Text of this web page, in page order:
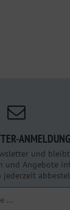
ANMELDUNG
und
und Angebote
jederzeit